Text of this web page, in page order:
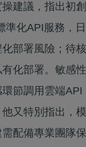
建議，指出初
準化API服務，
部署風險；待
化部署。敏感
節調用雲端API
又特別指出，
配備專業團隊